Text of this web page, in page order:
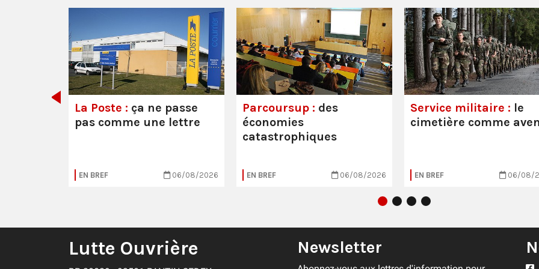
La Poste : ça ne passe
pas comme une lettre
EN BREF 06/08/2026
Parcoursup : des
économies
catastrophiques
EN BREF 06/08/2026
Service militaire : le
cimetière comme
EN BREF 06/08/
Lutte Ouvrière Newsletter